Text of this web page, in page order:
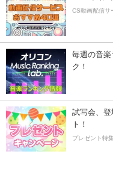
CS動画配信サ
毎週の音
ク！
試写会、
ト！
プレゼント特